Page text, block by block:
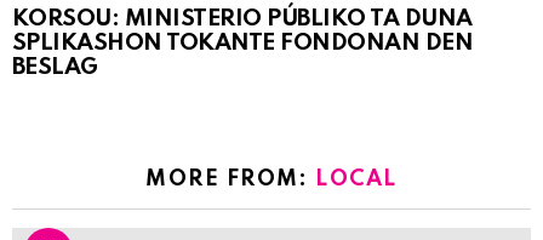
KORSOU: MINISTERIO PÚBLIKO TA DUNA
SPLIKASHON TOKANTE FONDONAN DEN
BESLAG
MORE FROM: LOCAL